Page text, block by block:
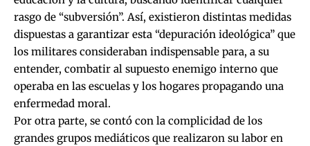
rasgo de “subversión”. Así, existieron distintas medidas
dispuestas a garantizar esta “depuración ideológica” que
los militares consideraban indispensable para, a su
entender, combatir al supuesto enemigo interno que
operaba en las escuelas y los hogares propagando una
enfermedad moral.
Por otra parte, se contó con la complicidad de los
grandes grupos mediáticos que realizaron su labor en